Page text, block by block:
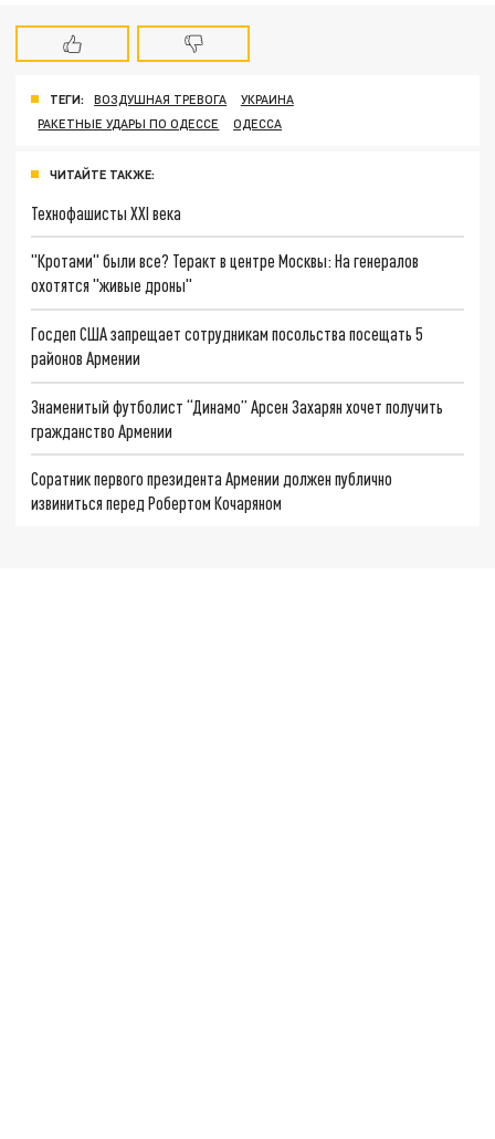
ТЕГИ: ВОЗДУШНАЯ ТРЕВОГА
УКРАИНА
РАКЕТНЫЕ УДАРЫ ПО ОДЕССЕ
ОДЕССА
ЧИТАЙТЕ ТАКЖЕ:
Технофашисты XXI века
"Кротами" были все? Теракт в центре Москвы: На генералов
охотятся "живые дроны"
Госдеп США запрещает сотрудникам посольства посещать 5
районов Армении
Знаменитый футболист “Динамо” Арсен Захарян хочет получить
гражданство Армении
Соратник первого президента Армении должен публично
извиниться перед Робертом Кочаряном